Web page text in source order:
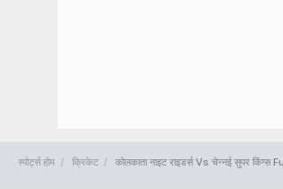
स्पोर्ट्स होम क्रिकेट कोलकाता नाइट राइडर्स Vs चेन्नई सुपर